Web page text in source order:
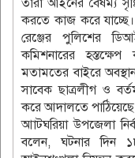
করতে কাজ করে যাচ্ছে।
রেঞ্জের পুলিশের
কমিশনারের
মতামতের বাইরে
সাবেক ছাত্রলীগ ও
করে আদালতে
আাটঘরিয়া উপজেলা
বলেন, ঘটনার দিন